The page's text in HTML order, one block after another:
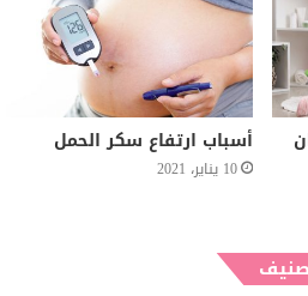
أسباب ارتفاع سكر الحمل
10 يناير، 2021